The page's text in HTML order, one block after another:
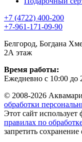
+7 (4722) 400-200
+7-961-171-09-90
Белгород, Богдана
2А этаж
Время работы:
Ежедневно с 10:00 до
© 2008-2026
обработки
Этот сайт
правилах по
запретить сохранение